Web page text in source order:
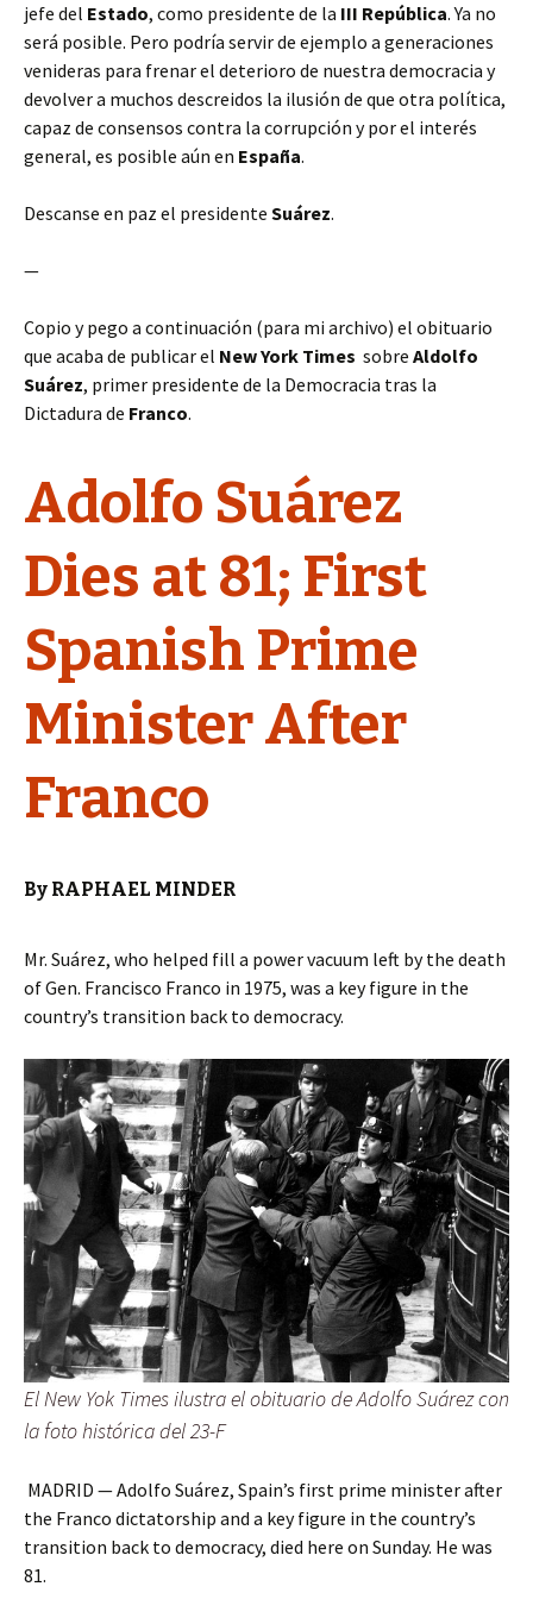
jefe del Estado, como presidente de la III República. Ya no
será posible. Pero podría servir de ejemplo a generaciones
venideras para frenar el deterioro de nuestra democracia y
devolver a muchos descreidos la ilusión de que otra política,
capaz de consensos contra la corrupción y por el interés
general, es posible aún en España.
Descanse en paz el presidente Suárez.
—
Copio y pego a continuación (para mi archivo) el obituario
que acaba de publicar el New York Times sobre Aldolfo
Suárez, primer presidente de la Democracia tras la
Dictadura de Franco.
Adolfo Suárez
Dies at 81; First
Spanish Prime
Minister After
Franco
By RAPHAEL MINDER
Mr. Suárez, who helped fill a power vacuum left by the death
of Gen. Francisco Franco in 1975, was a key figure in the
country’s transition back to democracy.
El New Yok Times ilustra el obituario de Adolfo Suárez con
la foto histórica del 23-F
MADRID — Adolfo Suárez, Spain’s first prime minister after
the Franco dictatorship and a key figure in the country’s
transition back to democracy, died here on Sunday. He was
81.